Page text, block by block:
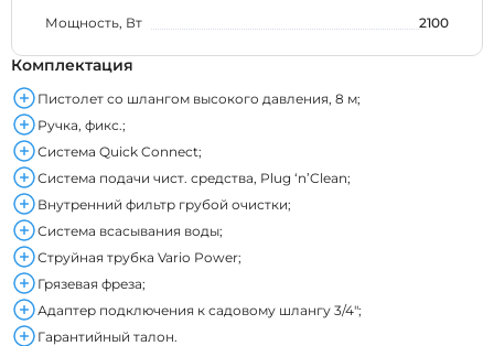
Мощность, Вт
2100
Комплектация
Пистолет со шлангом высокого давления, 8 м;
Ручка, фикс.;
Система Quick Connect;
Система подачи чист. средства, Plug ‘n’Clean;
Внутренний фильтр грубой очистки;
Система всасывания воды;
Струйная трубка Vario Power;
Грязевая фреза;
Адаптер подключения к садовому шлангу 3/4";
Гарантийный талон.